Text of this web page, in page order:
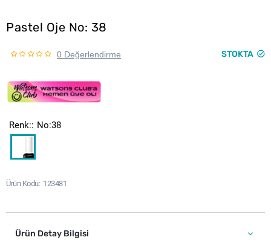
Pastel Oje No: 38
0 Değerlendirme STOKTA
Ürün Kodu 123481
Renk: No:38
Ürün Detay Bilgisi